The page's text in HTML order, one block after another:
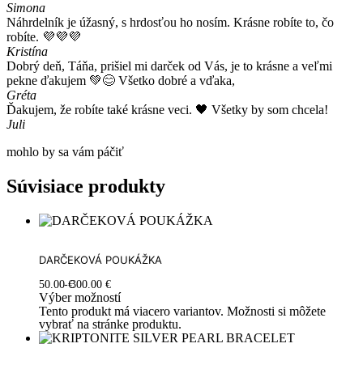
Simona
Náhrdelník je úžasný, s hrdosťou ho nosím. Krásne robíte to, čo
robíte. 💜💜💜
Kristína
Dobrý deň, Táňa, prišiel mi darček od Vás, je to krásne a veľmi
pekne ďakujem 💚😊 Všetko dobré a vďaka,
Gréta
Ďakujem, že robíte také krásne veci. 🖤 Všetky by som chcela!
Juli
mohlo by sa vám páčiť
Súvisiace produkty
DARČEKOVÁ POUKÁŽKA
50.00€300.00 €
Výber možností
Tento produkt má viacero variantov. Možnosti si môžete
vybrať na stránke produktu.